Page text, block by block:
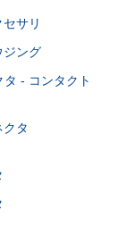
サリ
ジング
- コンタクト
タ